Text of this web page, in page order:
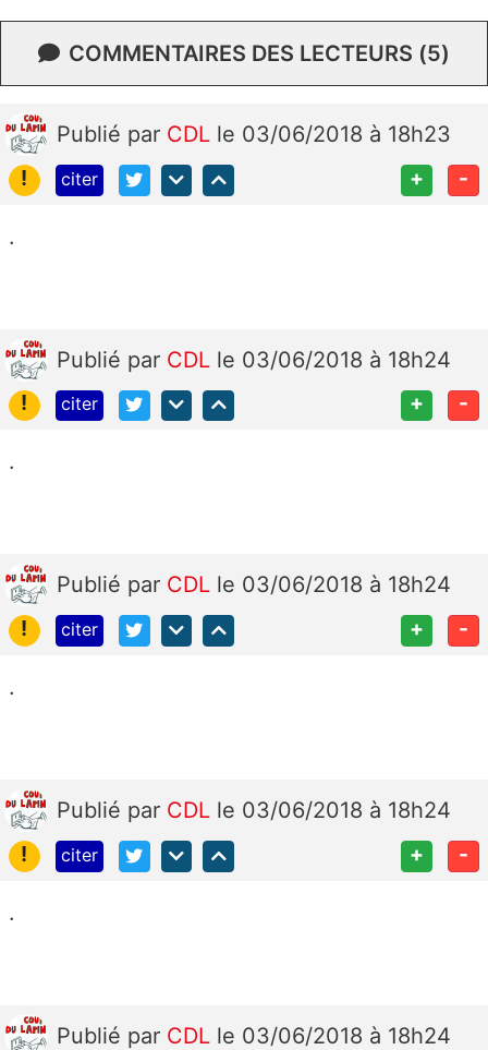
COMMENTAIRES DES LECTEURS (5)
Publié par CDL le 03/06/2018 à 18h23
!
citer + -
.
Publié par CDL le 03/06/2018 à 18h24
!
citer + -
.
Publié par CDL le 03/06/2018 à 18h24
!
citer + -
.
Publié par CDL le 03/06/2018 à 18h24
!
citer + -
.
Publié par CDL le 03/06/2018 à 18h24